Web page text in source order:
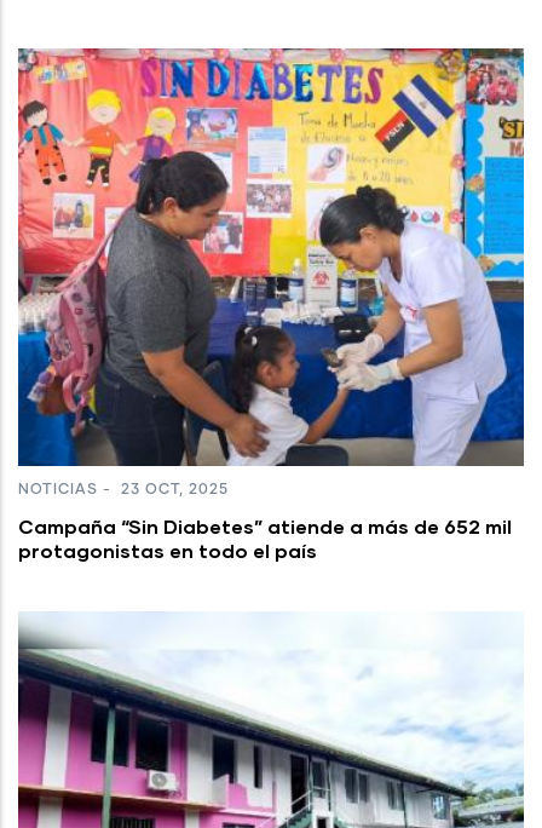
NOTICIAS - 23 OCT, 2025
Campaña “Sin Diabetes” atiende a más de 652 mil
protagonistas en todo el país